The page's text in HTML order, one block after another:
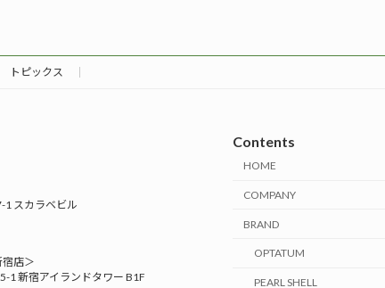
トピックス
1 スカラベビル
宿店＞
1 新宿アイランドタワー B1F
Contents
HOME
COMPANY
BRAND
OPTATUM
PEARL SHELL